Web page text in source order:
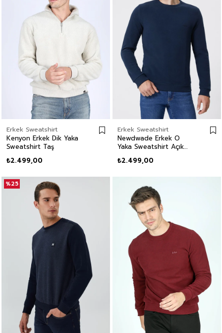
Erkek Sweatshirt
Kenyon Erkek Dik Yaka
Sweatshirt Taş
₺2.499,00
Erkek Sweatshirt
Newdwade Erkek O
Yaka Sweatshirt Açık
₺2.499,00
%25